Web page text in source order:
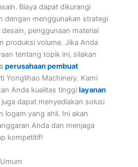
Biaya dapat dikurangi
dengan menggunakan strategi
penggunaan material
produksi volume. Jika Anda
tentang topik ini, silakan
perusahaan pembuat
Yonglihao Machinery. Kami
Anda kualitas tinggi layanan
juga dapat menyediakan solusi
logam yang ahli. Ini akan
Anda dan menjaga
kompetitif!